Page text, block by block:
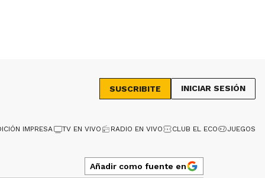
SUSCRIBITE INICIAR SESIÓN
IMPRESA TV EN VIVO RADIO EN VIVO CLUB EL ECO JUEGOS
Añadir como fuente en